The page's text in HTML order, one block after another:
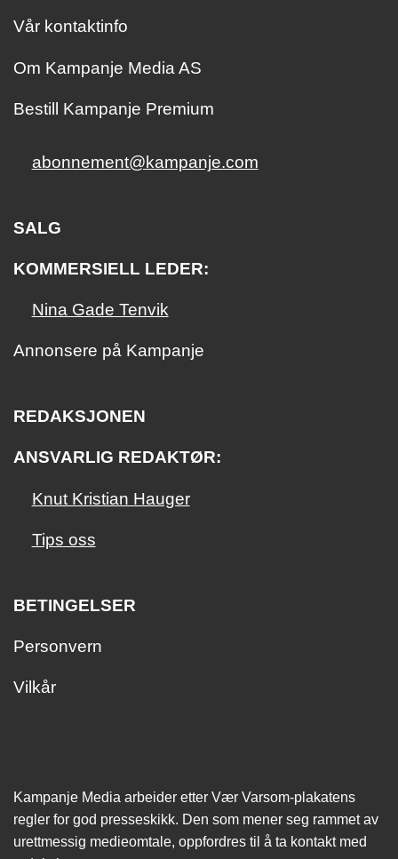
Vår kontaktinfo
Om Kampanje Media AS
Bestill Kampanje Premium
abonnement@kampanje.com
SALG
KOMMERSIELL LEDER:
Nina Gade Tenvik
Annonsere på Kampanje
REDAKSJONEN
ANSVARLIG REDAKTØR:
Knut Kristian Hauger
Tips oss
BETINGELSER
Personvern
Vilkår
Kampanje Media arbeider etter Vær Varsom-plakatens
regler for god presseskikk. Den som mener seg rammet av
urettmessig medie­omtale, oppfordres til å ta kontakt med